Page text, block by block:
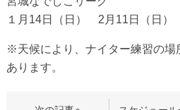
１月14日（日） 2月11日（日）
※天候により、ナイター練習の場
あります。